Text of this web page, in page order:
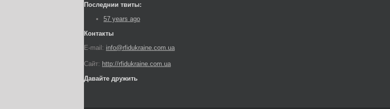
Последнии твиты:
57 years ago
Контакты
E-mail: info@rfidukraine.com.ua
Сайт: http://rfidukraine.com.ua
Давайте дружить